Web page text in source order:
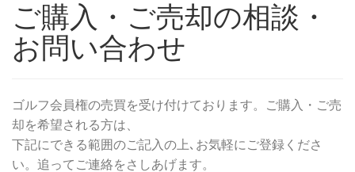
ご購入・ご売却の相談・
お問い合わせ
ゴルフ会員権の売買を受け付けております。ご購入・ご売
却を希望される方は、
下記にできる範囲のご記入の上､お気軽にご登録くださ
い。追ってご連絡をさしあげます。